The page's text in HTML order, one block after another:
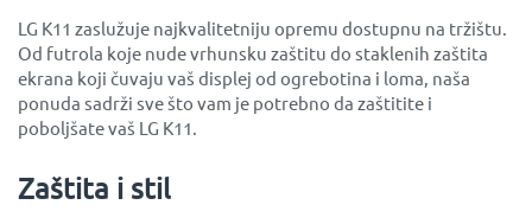
LG K11 zaslužuje najkvalitetniju opremu dostupnu na tržištu.
Od futrola koje nude vrhunsku zaštitu do staklenih zaštita
ekrana koji čuvaju vaš displej od ogrebotina i loma, naša
ponuda sadrži sve što vam je potrebno da zaštitite i
poboljšate vaš LG K11.
Zaštita i stil